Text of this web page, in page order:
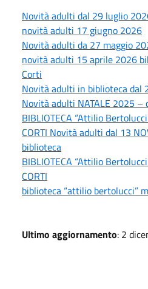
Novità adulti dal 29 luglio
novità adulti 17 giugno 2026
Novità adulti da 27 maggio
novità adulti 15 aprile 2026
Corti
Novità adulti in biblioteca dal
Novità adulti NATALE 2025 –
BIBLIOTECA “Attilio
CORTI Novità adulti dal 13
biblioteca
BIBLIOTECA “Attilio
CORTI
biblioteca “attilio bertolucci”
Ultimo aggiornamento: 2